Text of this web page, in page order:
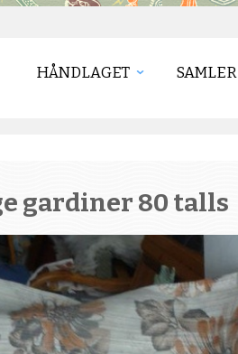
HÅNDLAGET SAMLER
gardiner 80 talls